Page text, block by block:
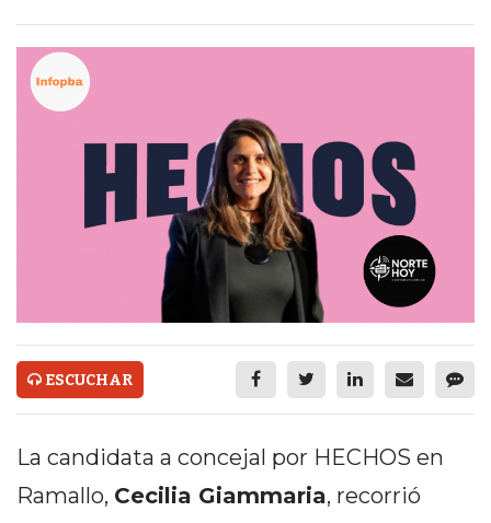
PAIS
ECONOMÍA Y NEGOCIOS
ULTIMAS NOTICIAS
TEMAS DESTACADOS
PRONÓSTICO
HORÓSCOPO
QUÉ ES
CHANGUITO.COM.AR Y
CÓMO FUNCIONA: CREAR
ESCUCHAR
La candidata a concejal por HECHOS en
Ramallo, Cecilia Giammaria, recorrió